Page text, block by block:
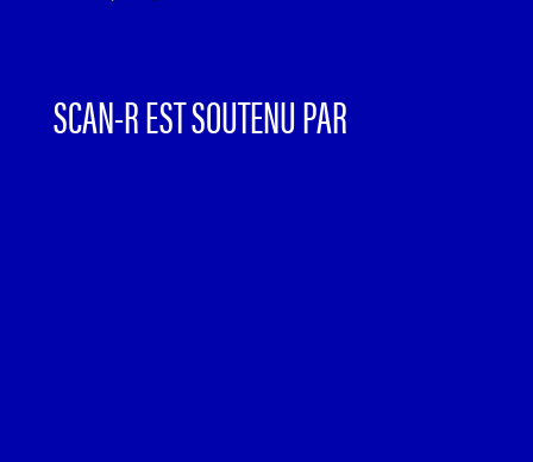
SCAN-R EST SOUTENU PAR